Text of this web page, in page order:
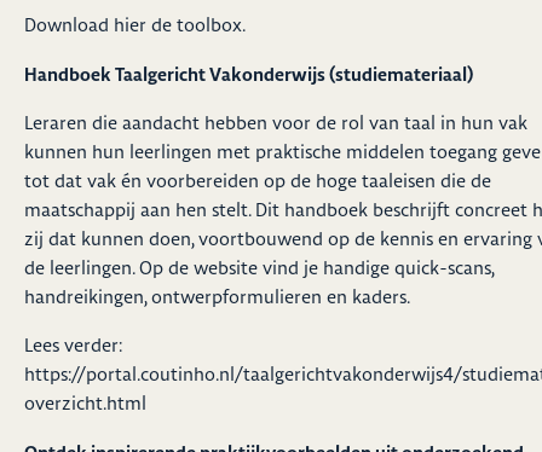
Download hier de toolbox.
Handboek Taalgericht Vakonderwijs (studiemateriaal)
Leraren die aandacht hebben voor de rol van taal in hun vak
kunnen hun leerlingen met praktische middelen toegang
tot dat vak én voorbereiden op de hoge taaleisen die de
maatschappij aan hen stelt. Dit handboek beschrijft concreet
zij dat kunnen doen, voortbouwend op de kennis en ervaring
de leerlingen. Op de website vind je handige quick-scans,
handreikingen, ontwerpformulieren en kaders.
Lees verder:
https://portal.coutinho.nl/taalgerichtvakonderwijs4/
overzicht.html